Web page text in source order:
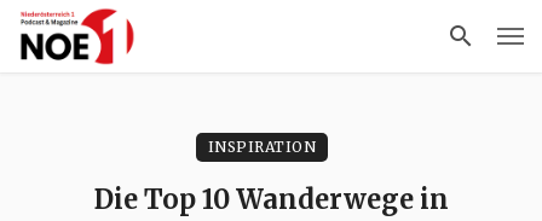
INSPIRATION
Die Top 10 Wanderwege in